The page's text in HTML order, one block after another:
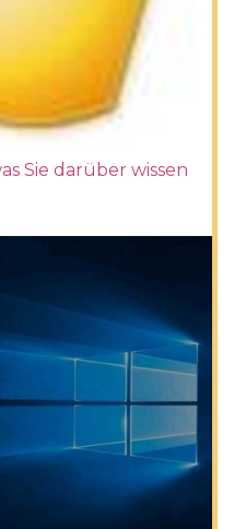
Sie darüber wissen